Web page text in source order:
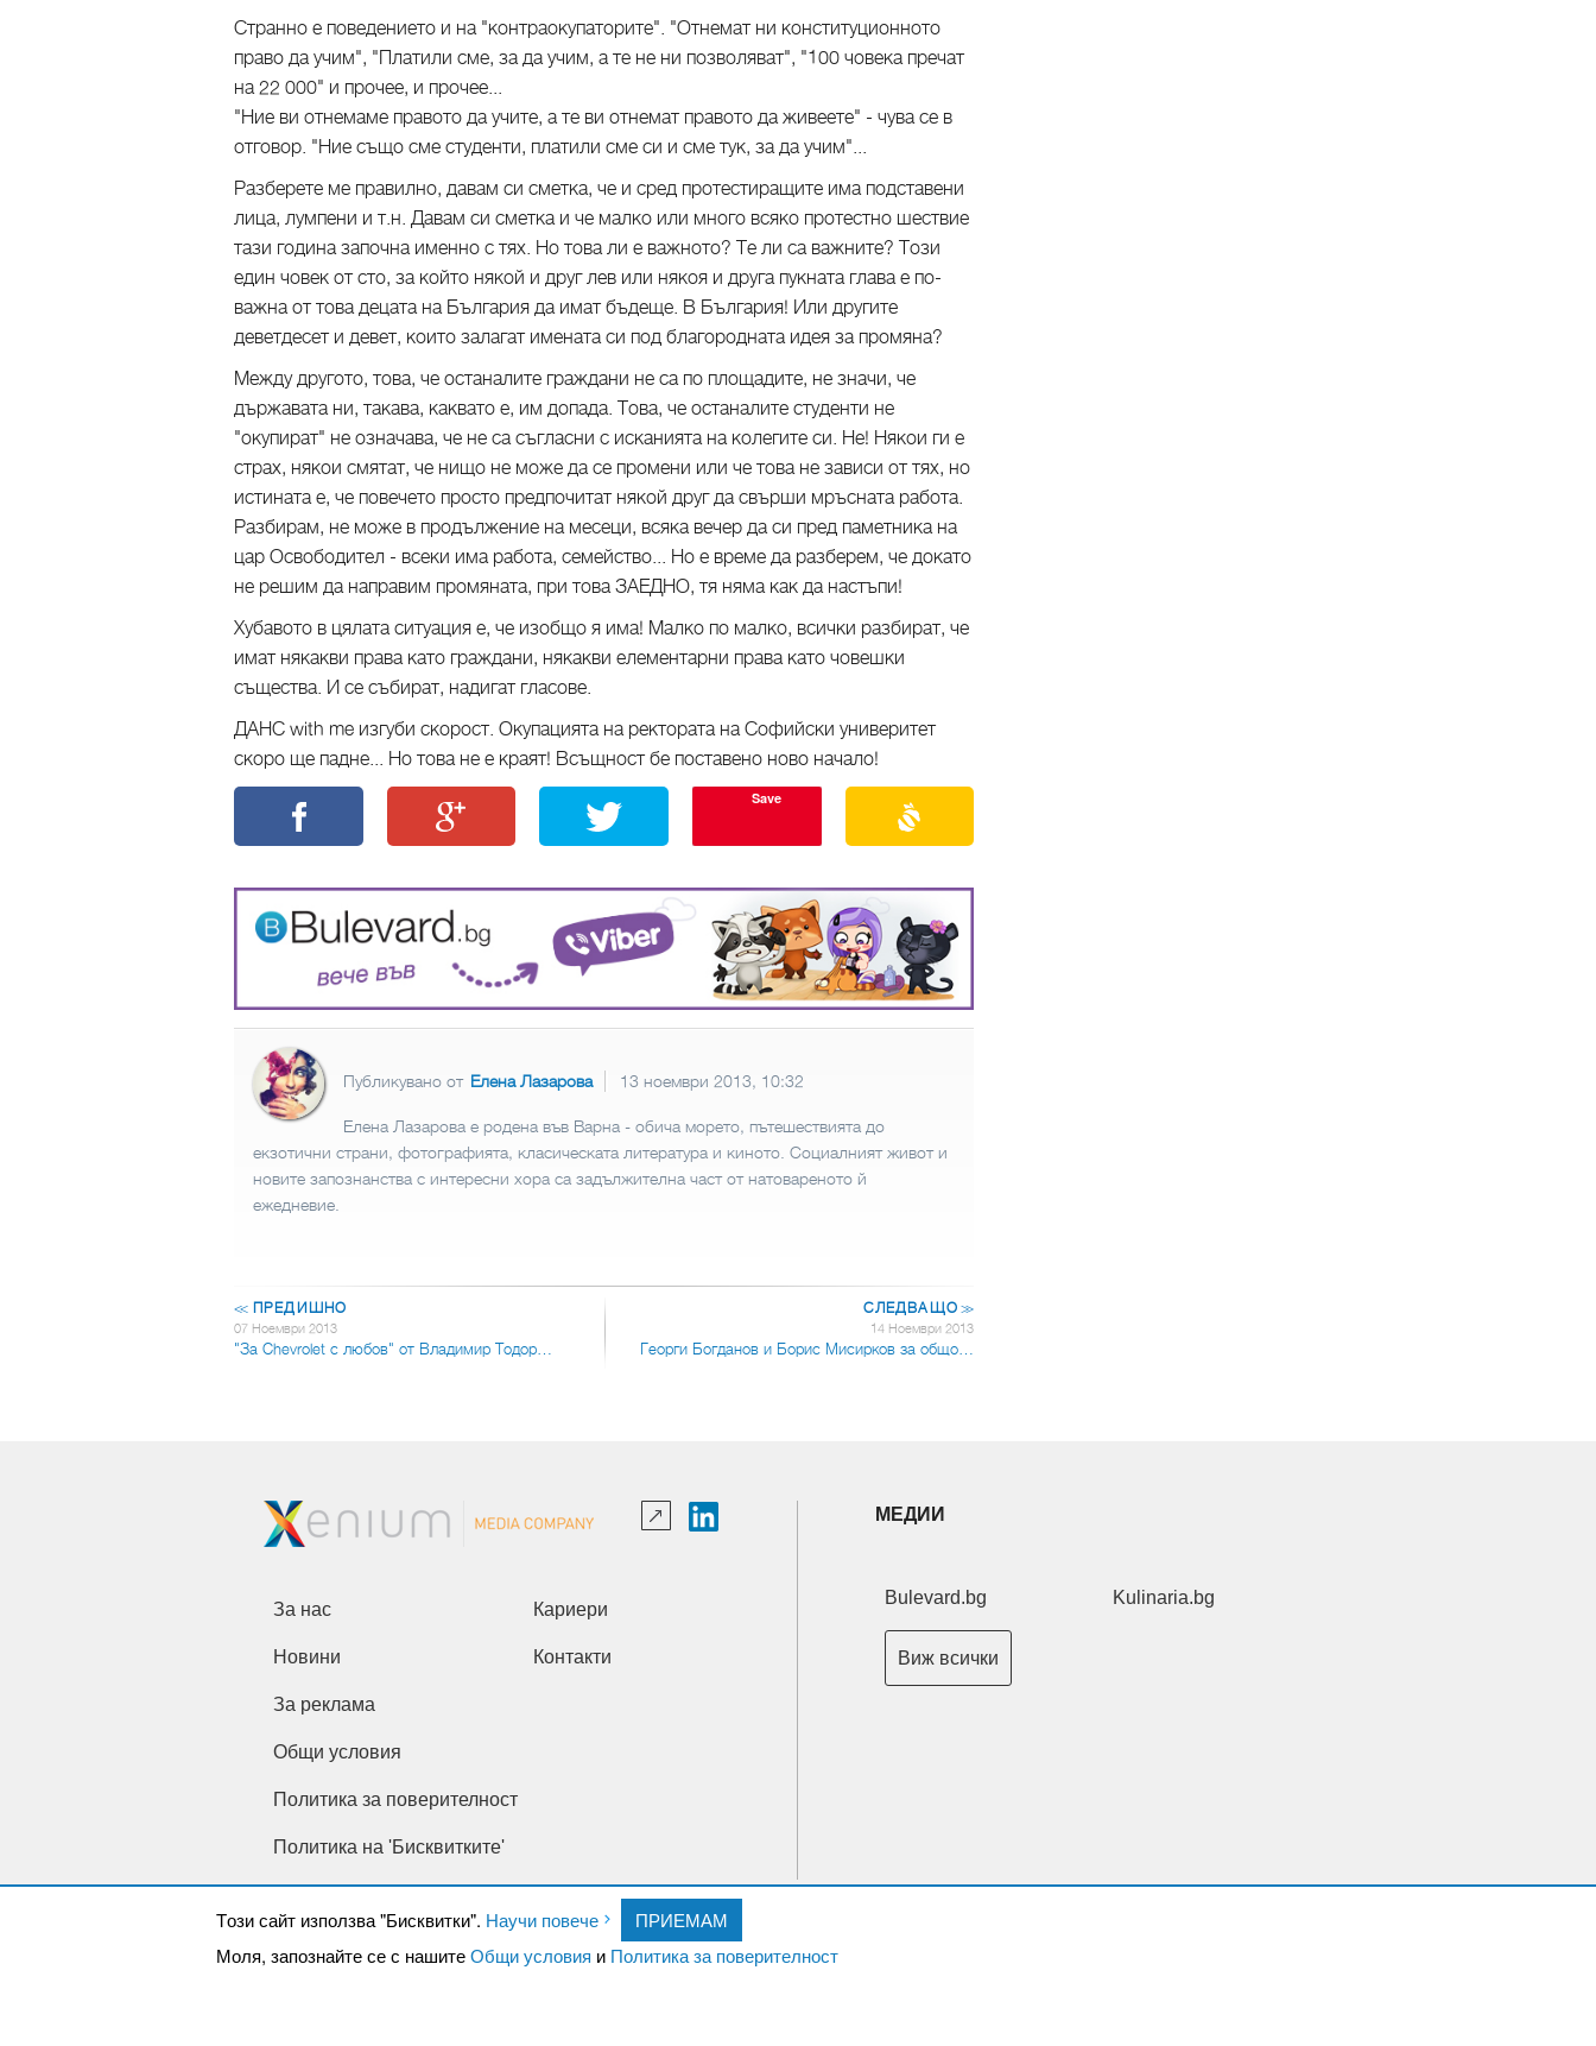
Странно е поведението и на "контраокупаторите". "Отнемат ни конституционното
право да учим", "Платили сме, за да учим, а те не ни позволяват", "100 човека пречат
на 22 000" и прочее, и прочее...
"Ние ви отнемаме правото да учите, а те ви отнемат правото да живеете" - чува се в
отговор. "Ние също сме студенти, платили сме си и сме тук, за да учим"...
Разберете ме правилно, давам си сметка, че и сред протестиращите има подставени
лица, лумпени и т.н. Давам си сметка и че малко или много всяко протестно шествие
тази година започна именно с тях. Но това ли е важното? Те ли са важните? Този
един човек от сто, за който някой и друг лев или някоя и друга пукната глава е по-
важна от това децата на България да имат бъдеще. В България! Или другите
деветдесет и девет, които залагат имената си под благородната идея за промяна?
Между другото, това, че останалите граждани не са по площадите, не значи, че
държавата ни, такава, каквато е, им допада. Това, че останалите студенти не
"окупират" не означава, че не са съгласни с исканията на колегите си. Не! Някои ги е
страх, някои смятат, че нищо не може да се промени или че това не зависи от тях, но
истината е, че повечето просто предпочитат някой друг да свърши мръсната работа.
Разбирам, не може в продължение на месеци, всяка вечер да си пред паметника на
цар Освободител - всеки има работа, семейство... Но е време да разберем, че докато
не решим да направим промяната, при това ЗАЕДНО, тя няма как да настъпи!
Хубавото в цялата ситуация е, че изобщо я има! Малко по малко, всички разбират, че
имат някакви права като граждани, някакви елементарни права като човешки
същества. И се събират, надигат гласове.
ДАНС with me изгуби скорост. Окупацията на ректората на Софийски универитет
скоро ще падне... Но това не е краят! Всъщност бе поставено ново начало!
Save
Публикувано от Елена Лазарова 13 ноември 2013, 10:32
Елена Лазарова е родена във Варна - обича морето, пътешествията до
екзотични страни, фотографията, класическата литература и киното. Социалният живот и
новите запознанства с интересни хора са задължителна част от натовареното й
ежедневие.
<<ПРЕДИШНО
07 Ноември 2013
"За Chevrolet с любов" от Владимир Тодор…
СЛЕДВАЩО>>
14 Ноември 2013
Георги Богданов и Борис Мисирков за общо…
Tози сайт използва "Бисквитки". Научи повече
ПРИЕМАМ
Моля, запознайте се с нашитеОбщи условия и Политика за поверителност
За нас Кариери
Новини Контакти
За реклама
Общи условия
Политика за поверителност
Политика на 'Бисквитките'
МЕДИИ
Bulevard.bg Kulinaria.bg
Виж всички
Copyright © 2026 Ксениум ООД. Всички права запазени.
XeniumCompany.com